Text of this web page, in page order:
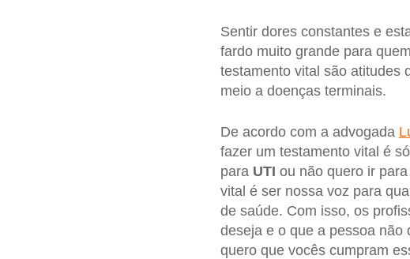
Sentir dores constantes e
fardo muito grande para
testamento vital são atitudes
meio a doenças terminais.
De acordo com a advogada
fazer um testamento vital é
para UTI ou não quero ir para
vital é ser nossa voz para
de saúde. Com isso, os
deseja e o que a pessoa não
quero que vocês cumpram